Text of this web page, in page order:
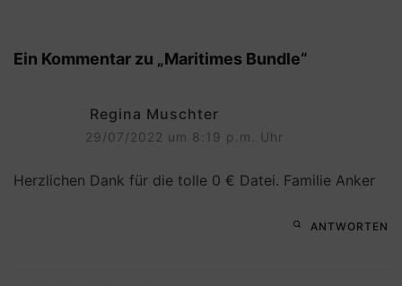
Ein Kommentar zu „Maritimes Bundle“
Regina Muschter
29/07/2022 um 8:19 p.m. Uhr
Herzlichen Dank für die tolle 0 € Datei. Familie Anker
ANTWORTEN